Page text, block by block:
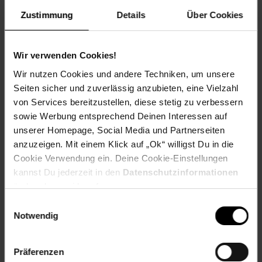
Zustimmung Details Über Cookies
Wir verwenden Cookies!
Wir nutzen Cookies und andere Techniken, um unsere
Seiten sicher und zuverlässig anzubieten, eine Vielzahl
von Services bereitzustellen, diese stetig zu verbessern
sowie Werbung entsprechend Deinen Interessen auf
unserer Homepage, Social Media und Partnerseiten
anzuzeigen. Mit einem Klick auf „Ok“ willigst Du in die
Cookie Verwendung ein. Deine Cookie-Einstellungen
kannst Du jederzeit in den Datenschutzinformationen
ändern bzw. widerrufen.
Notwendig
Präferenzen
Unterstützung.
Welchen Verein du in deiner Region unterstützen kannst
findest du hier heraus:
Zurück zu Vereinsspende
Fußzeile
Weitere Online-Angebote
Netto Reisen Weinwelt